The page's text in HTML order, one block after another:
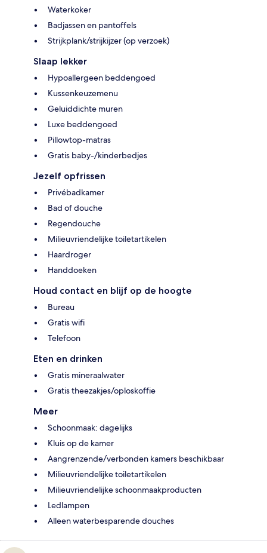
Waterkoker
Badjassen en pantoffels
Strijkplank/strijkijzer (op verzoek)
Slaap lekker
Hypoallergeen beddengoed
Kussenkeuzemenu
Geluiddichte muren
Luxe beddengoed
Pillowtop-matras
Gratis baby-/kinderbedjes
Jezelf opfrissen
Privébadkamer
Bad of douche
Regendouche
Milieuvriendelijke toiletartikelen
Haardroger
Handdoeken
Houd contact en blijf op de hoogte
Bureau
Gratis wifi
Telefoon
Eten en drinken
Gratis mineraalwater
Gratis theezakjes/oploskoffie
Meer
Schoonmaak: dagelijks
Kluis op de kamer
Aangrenzende/verbonden kamers beschikbaar
Milieuvriendelijke toiletartikelen
Milieuvriendelijke schoonmaakproducten
Ledlampen
Alleen waterbesparende douches